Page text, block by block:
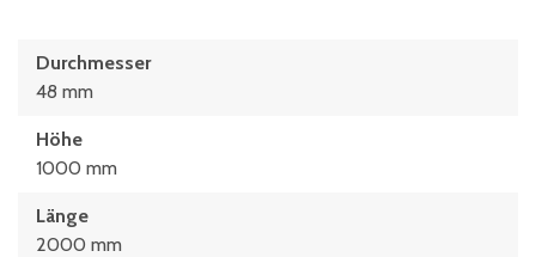
Durchmesser
48 mm
Höhe
1000 mm
Länge
2000 mm